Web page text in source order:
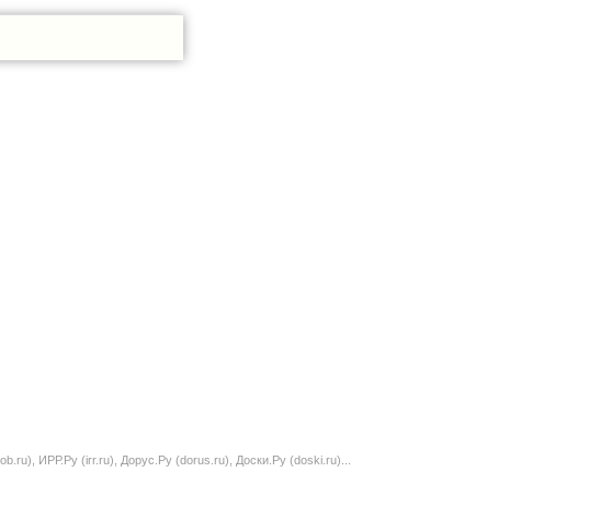
ИРР.Ру (irr.ru), Дорус.Ру (dorus.ru), Доски.Ру (doski.ru)...